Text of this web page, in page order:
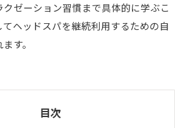
ゼーション習慣まで具体的に学ぶこ
てヘッドスパを継続利用するための自
す。
目次